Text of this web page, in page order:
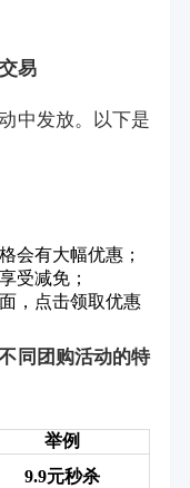
易
中发放。以下是
会有大幅优惠；
受减免；
，点击领取优惠
同团购活动的特
举例
9.9元秒杀